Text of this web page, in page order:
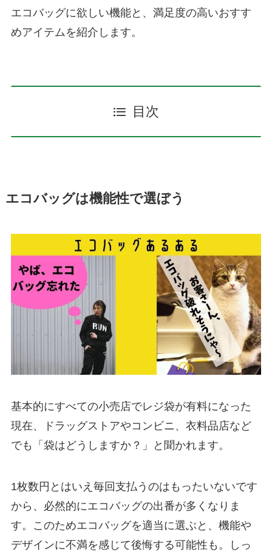
エコバッグに欲しい機能と、満足度の高いおすす
めアイテムを紹介します。
目次
エコバッグは機能性で選ぼう
基本的にすべての小売店でレジ袋が有料になった
現在、ドラッグストアやコンビニ、衣料品店など
でも「袋はどうしますか？」と聞かれます。
1枚数円とはいえ毎回支払うのはもったいないです
から、必然的にエコバッグの出番が多くなりま
す。このためエコバッグを適当に選ぶと、機能や
デザインに不満を感じて後悔する可能性も。しっ